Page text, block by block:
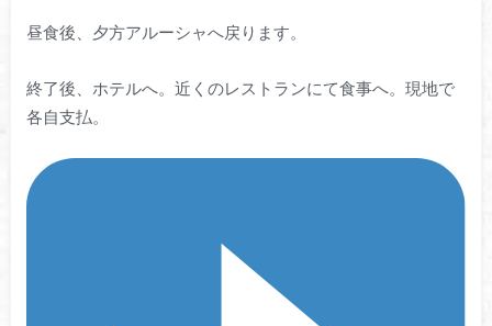
昼食後、夕方アルーシャへ戻ります。
終了後、ホテルへ。近くのレストランにて食事へ。現地で
各自支払。